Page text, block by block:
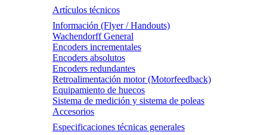
Artículos técnicos
Información (Flyer / Handouts)
Wachendorff General
Encoders incrementales
Encoders absolutos
Encoders redundantes
Retroalimentación motor (Motorfeedback)
Equipamiento de huecos
Sistema de medición y sistema de poleas
Accesorios
Especificaciones técnicas generales